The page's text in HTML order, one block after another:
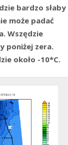
bardzo słaby
może padać
Wszędzie
poniżej zera.
około -10*C.